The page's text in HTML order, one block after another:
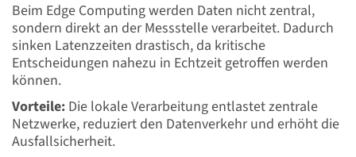
Beim Edge Computing werden Daten nicht zentral,
sondern direkt an der Messstelle verarbeitet. Dadurch
sinken Latenzzeiten drastisch, da kritische
Entscheidungen nahezu in Echtzeit getroffen werden
können.
Vorteile: Die lokale Verarbeitung entlastet zentrale
Netzwerke, reduziert den Datenverkehr und erhöht die
Ausfallsicherheit.